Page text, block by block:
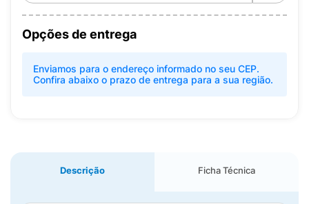
Opções de entrega
Enviamos para o endereço informado no seu CEP.
Confira abaixo o prazo de entrega para a sua região.
Descrição Ficha Técnica